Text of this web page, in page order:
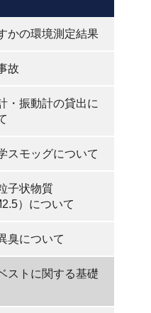
かの環境測定結果
故
・振動計の貸出に
スモッグについて
子状物質
）について
臭について
ストに関する基礎